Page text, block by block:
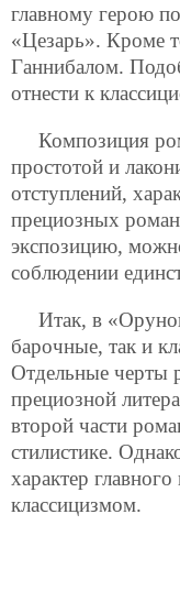
главному герою
«Цезарь». Кроме
Ганнибалом.
отнести к
Композиция
простотой и
отступлений,
прециозных
экспозицию,
соблюдении
Итак, в
барочные, так и
Отдельные черты
прециозной
второй части
стилистике.
характер
классицизмом.